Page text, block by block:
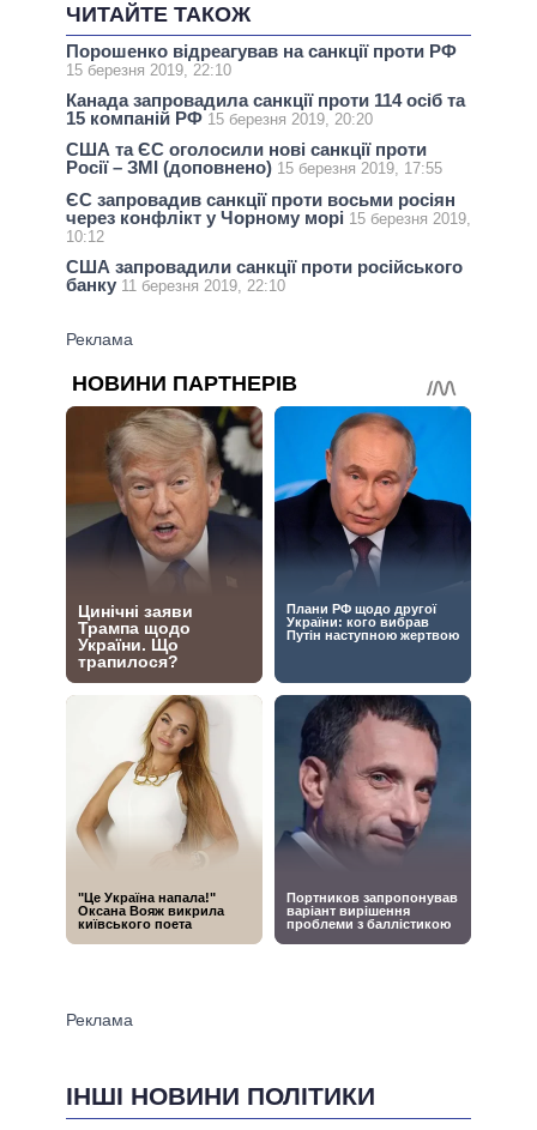
ЧИТАЙТЕ ТАКОЖ
Порошенко відреагував на санкції проти РФ
15 березня 2019, 22:10
Канада запровадила санкції проти 114 осіб та
15 компаній РФ 15 березня 2019, 20:20
США та ЄС оголосили нові санкції проти
Росії – ЗМІ (доповнено) 15 березня 2019, 17:55
ЄС запровадив санкції проти восьми росіян
через конфлікт у Чорному морі 15 березня 2019,
10:12
США запровадили санкції проти російського
банку 11 березня 2019, 22:10
ІНШІ НОВИНИ ПОЛІТИКИ